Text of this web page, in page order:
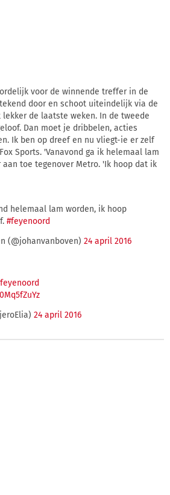
voor de winnende treffer in de
door en schoot uiteindelijk via de
lekker de laatste weken. In de tweede
Dan moet je dribbelen, acties
Ik ben op dreef en nu vliegt-ie er zelf
Sports. 'Vanavond ga ik helemaal lam
aan toe tegenover Metro. 'Ik hoop dat ik
helemaal lam worden, ik hoop
#feyenoord
(@johanvanboven) 24 april 2016
24 april 2016